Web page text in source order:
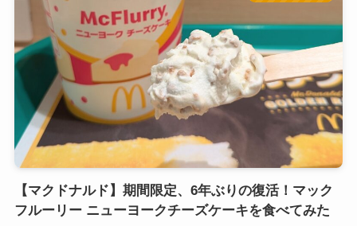
【マクドナルド】期間限定、6年ぶりの復活！マック
フルーリー ニューヨークチーズケーキを食べてみた